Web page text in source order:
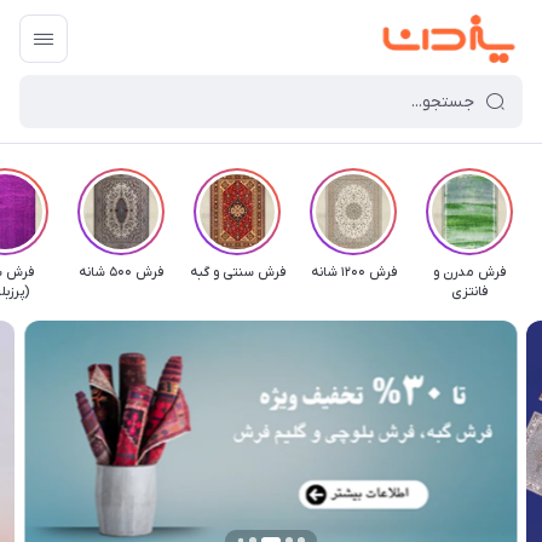
فرش مدرن و
فانتزی
فرش 1200 شانه فرش سنتی و گبه فرش 500 شانه
فرش